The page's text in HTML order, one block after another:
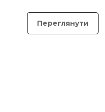
Переглянути